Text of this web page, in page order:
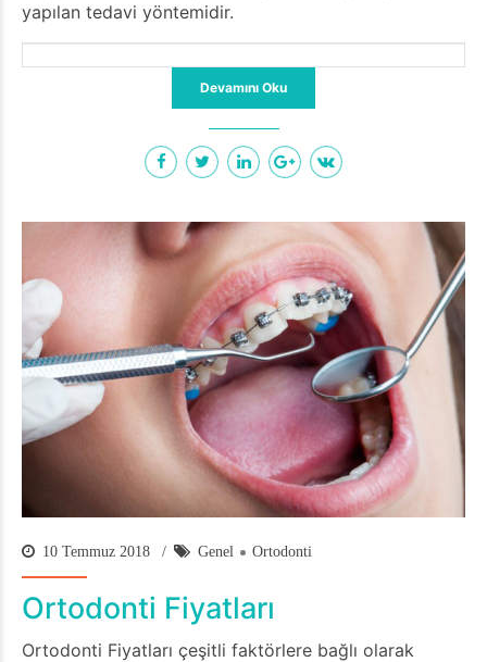
yapılan tedavi yöntemidir.
Devamını Oku
10 Temmuz 2018 Genel Ortodonti
Ortodonti Fiyatları
Ortodonti Fiyatları çeşitli faktörlere bağlı olarak